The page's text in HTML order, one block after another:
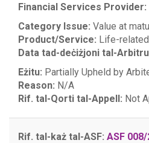
Financial Services Provider:
Category Issue: Value at
Product/Service: Life-related
Data tad-deċiżjoni tal-
Eżitu: Partially Upheld by
Reason: N/A
Rif. tal-Qorti tal-Appell: Not
Rif. tal-każ tal-ASF: ASF